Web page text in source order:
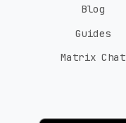
Blog
Guides
Matrix Chat